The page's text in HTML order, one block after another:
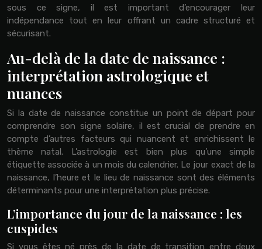
sous ce signe, il est important d’encourager leur
indépendance tout en leur offrant un cadre structuré et
sécurisant.
Au-delà de la date de naissance :
interprétation astrologique et
nuances
Si la date de naissance constitue un point de départ pour
comprendre son signe solaire, il est crucial de prendre en
compte d’autres facteurs qui nuancent et enrichissent le
thème natal. L’astrologie est bien plus qu’une simple
étiquette associée à un mois du calendrier. Le jour exact de la
naissance, l’heure et le lieu de naissance sont des éléments
déterminants pour une interprétation plus précise.
L’importance du jour de la naissance : les
cuspides
Si vous êtes né près de la date de transition entre deux